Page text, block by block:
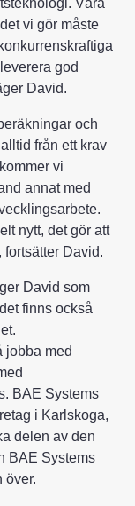
Våra
vi gör måste
god
David.
och
från ett krav
vi
annat med
nytt, det gör att
David.
David som
finns också
jobba med
BAE Systems
i Karlskoga,
delen av den
BAE Systems
över.